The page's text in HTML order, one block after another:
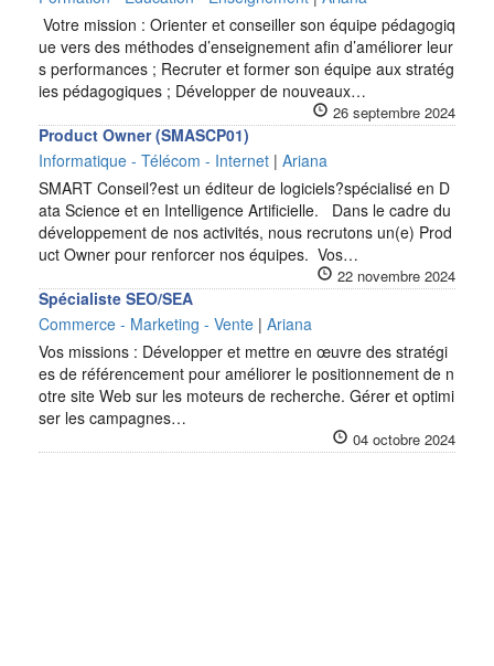
Votre mission : Orienter et conseiller son équipe pédagogiq
ue vers des méthodes d’enseignement afin d’améliorer leur
s performances ; Recruter et former son équipe aux stratég
ies pédagogiques ; Développer de nouveaux…
26 septembre 2024
Product Owner (SMASCP01)
Informatique - Télécom - Internet | Ariana
SMART Conseil?est un éditeur de logiciels?spécialisé en D
ata Science et en Intelligence Artificielle. Dans le cadre du
développement de nos activités, nous recrutons un(e) Prod
uct Owner pour renforcer nos équipes. Vos…
22 novembre 2024
Spécialiste SEO/SEA
Commerce - Marketing - Vente | Ariana
Vos missions : Développer et mettre en œuvre des stratégi
es de référencement pour améliorer le positionnement de n
otre site Web sur les moteurs de recherche. Gérer et optimi
ser les campagnes…
04 octobre 2024